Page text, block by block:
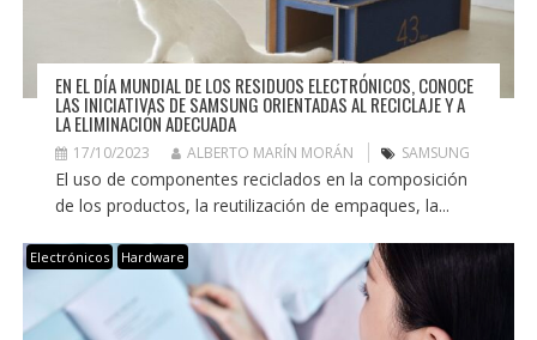
EN EL DÍA MUNDIAL DE LOS RESIDUOS ELECTRÓNICOS, CONOCE
LAS INICIATIVAS DE SAMSUNG ORIENTADAS AL RECICLAJE Y A
LA ELIMINACIÓN ADECUADA
17/10/2023 ALBERTO MARÍN MORÁN SAMSUNG
El uso de componentes reciclados en la composición
de los productos, la reutilización de empaques, la...
Electrónicos Hardware